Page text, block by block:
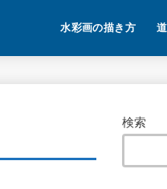
水彩画の描き方
検索